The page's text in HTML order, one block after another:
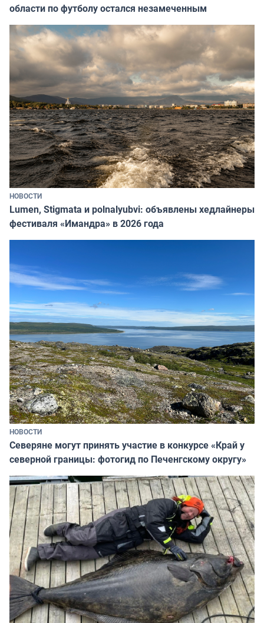
области по футболу остался незамеченным
НОВОСТИ
Lumen, Stigmata и polnalyubvi: объявлены хедлайнеры
фестиваля «Имандра» в 2026 года
НОВОСТИ
Северяне могут принять участие в конкурсе «Край у
северной границы: фотогид по Печенгскому округу»